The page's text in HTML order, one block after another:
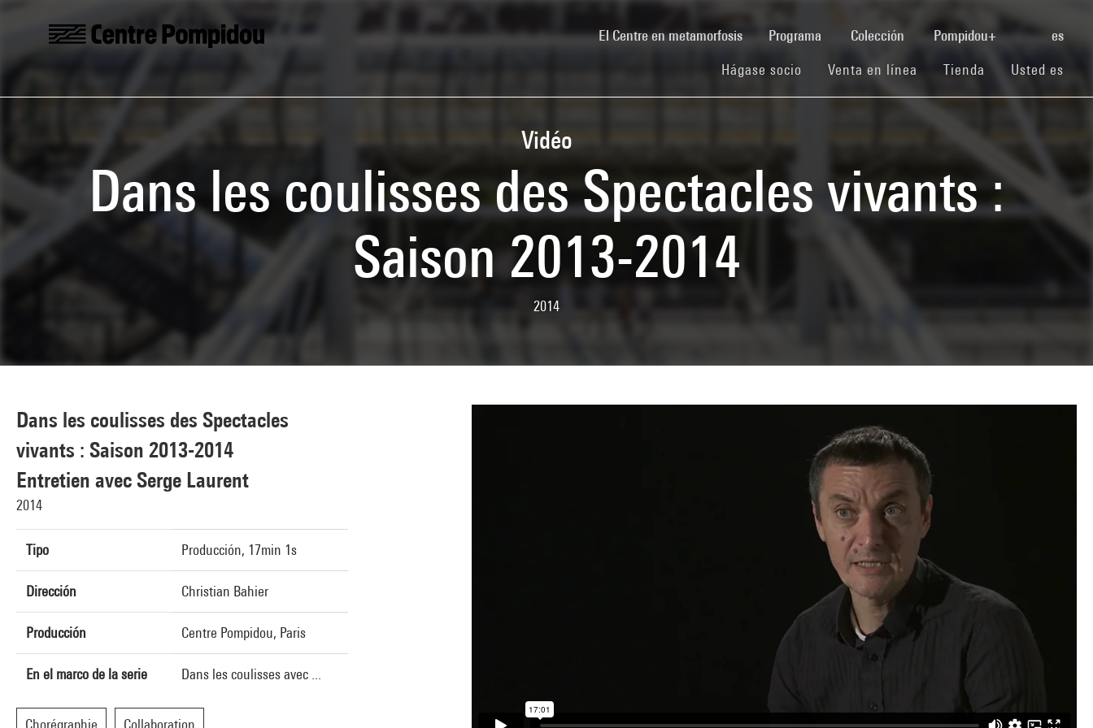
El Centre en metamorfosis(current)Programa Colección Pompidou+ es
Hágase socio (current)
Venta en línea (current)
Tienda (current)
Usted es
Vidéo
Dans les coulisses des Spectacles vivants :
Saison 2013-2014
2014
Dans les coulisses des Spectacles
vivants : Saison 2013-2014
Entretien avec Serge Laurent
2014
Tipo Producción, 17min 1s
Dirección Christian Bahier
Producción Centre Pompidou, Paris
En el marco de la serie Dans les coulisses avec ...
Chorégraphie Collaboration